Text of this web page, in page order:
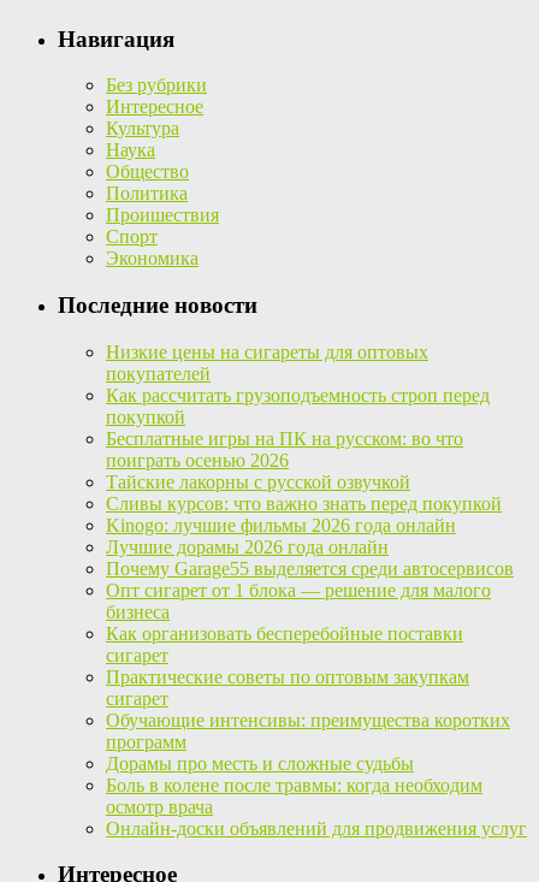
Навигация
Без рубрики
Интересное
Культура
Наука
Общество
Политика
Проишествия
Спорт
Экономика
Последние новости
Низкие цены на сигареты для оптовых
покупателей
Как рассчитать грузоподъемность строп перед
покупкой
Бесплатные игры на ПК на русском: во что
поиграть осенью 2026
Тайские лакорны с русской озвучкой
Сливы курсов: что важно знать перед покупкой
Kinogo: лучшие фильмы 2026 года онлайн
Лучшие дорамы 2026 года онлайн
Почему Garage55 выделяется среди автосервисов
Опт сигарет от 1 блока — решение для малого
бизнеса
Как организовать бесперебойные поставки
сигарет
Практические советы по оптовым закупкам
сигарет
Обучающие интенсивы: преимущества коротких
программ
Дорамы про месть и сложные судьбы
Боль в колене после травмы: когда необходим
осмотр врача
Онлайн-доски объявлений для продвижения услуг
Интересное